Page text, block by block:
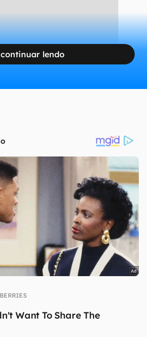
continuar lendo